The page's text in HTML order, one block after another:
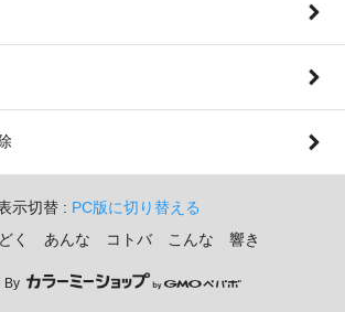
示切替 : PC版に切り替える
く あんな コトバ こんな 響き
By